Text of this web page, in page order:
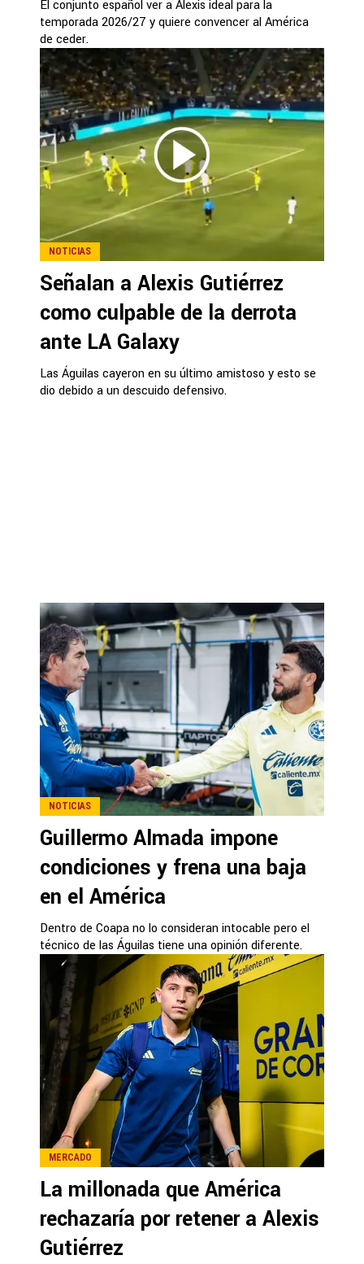
El conjunto español ver a Alexis ideal para la
temporada 2026/27 y quiere convencer al América
de ceder.
NOTICIAS
Señalan a Alexis Gutiérrez
como culpable de la derrota
ante LA Galaxy
Las Águilas cayeron en su último amistoso y esto se
dio debido a un descuido defensivo.
NOTICIAS
Guillermo Almada impone
condiciones y frena una baja
en el América
Dentro de Coapa no lo consideran intocable pero el
técnico de las Águilas tiene una opinión diferente.
MERCADO
La millonada que América
rechazaría por retener a Alexis
Gutiérrez